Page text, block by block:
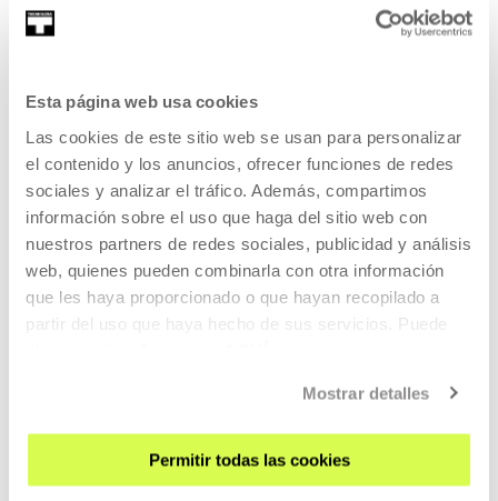
Esta página web usa cookies
Las cookies de este sitio web se usan para personalizar
el contenido y los anuncios, ofrecer funciones de redes
sociales y analizar el tráfico. Además, compartimos
información sobre el uso que haga del sitio web con
nuestros partners de redes sociales, publicidad y análisis
web, quienes pueden combinarla con otra información
que les haya proporcionado o que hayan recopilado a
partir del uso que haya hecho de sus servicios. Puede
Mostrar detalles
Permitir todas las cookies
REGÍSTRATE AL BOLETÍN
CONTACTO Y HORARIOS
CÓMO LLEGAR